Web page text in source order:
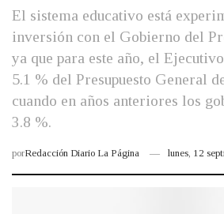
El sistema educativo está
inversión con el Gobierno del
ya que para este año, el
5.1 % del Presupuesto General
cuando en años anteriores los
3.8 %.
porRedacción Diario La Página lunes, 12